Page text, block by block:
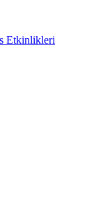
Etkinlikleri